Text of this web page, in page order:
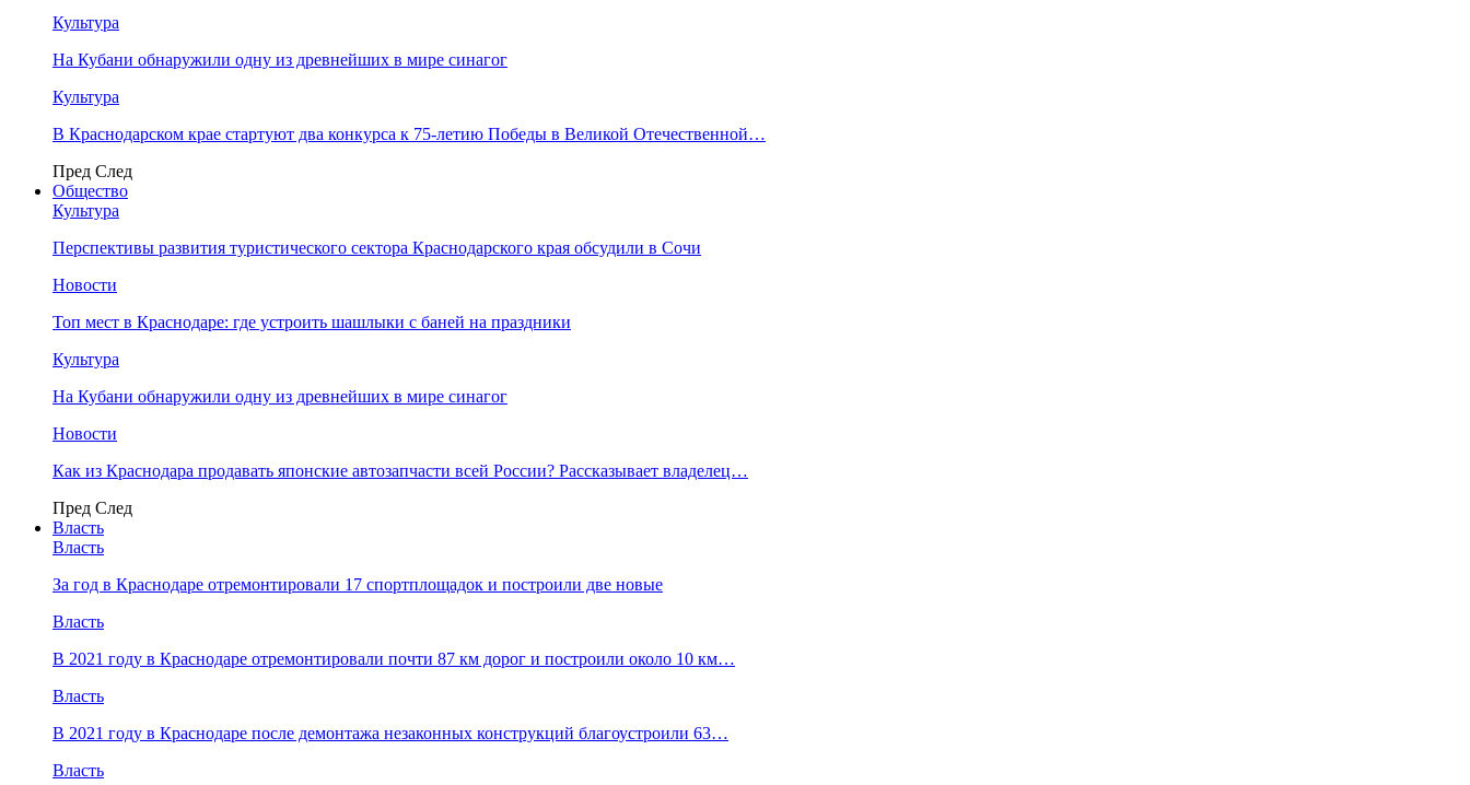
Культура
На Кубани обнаружили одну из древнейших в мире синагог
Культура
В Краснодарском крае стартуют два конкурса к 75-летию Победы в Великой Отечественной…
Пред След
Общество
Культура
Перспективы развития туристического сектора Краснодарского края обсудили в Сочи
Новости
Топ мест в Краснодаре: где устроить шашлыки с баней на праздники
Культура
На Кубани обнаружили одну из древнейших в мире синагог
Новости
Как из Краснодара продавать японские автозапчасти всей России? Рассказывает владелец…
Пред След
Власть
Власть
За год в Краснодаре отремонтировали 17 спортплощадок и построили две новые
Власть
В 2021 году в Краснодаре отремонтировали почти 87 км дорог и построили около 10 км…
Власть
В 2021 году в Краснодаре после демонтажа незаконных конструкций благоустроили 63…
Власть